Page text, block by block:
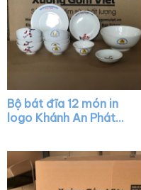
Bộ bát đĩa 12 món in
logo Khánh An Phát